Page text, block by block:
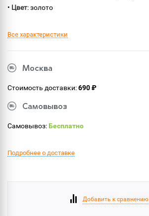
• Цвет: золото
Все характеристики
Москва
Стоимость доставки:690 ₽
Самовывоз
Самовывоз:Бесплатно
Подробнее о доставке
Добавить к сравнению